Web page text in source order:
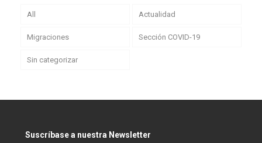
All Actualidad
Migraciones Sección COVID-19
Sin categorizar
Suscríbase a nuestra Newsletter